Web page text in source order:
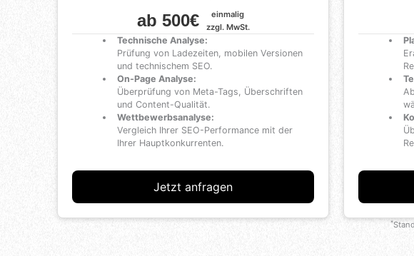
ab 500€
einmalig
zzgl. MwSt.
Technische Analyse:
Prüfung von Ladezeiten, mobilen Versionen
und technischem SEO.
On-Page Analyse:
Überprüfung von Meta-Tags, Überschriften
und Content-Qualität.
Wettbewerbsanalyse:
Vergleich Ihrer SEO-Performance mit der
Ihrer Hauptkonkurrenten.
Jetzt anfragen
*